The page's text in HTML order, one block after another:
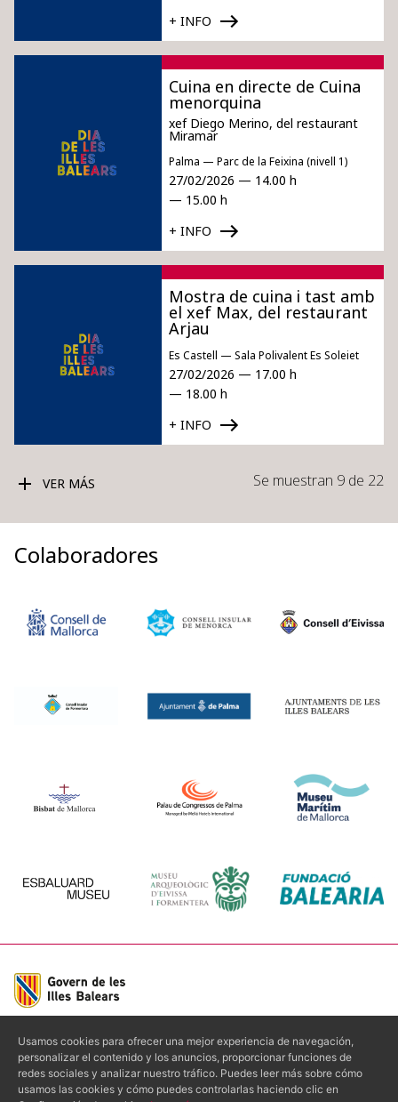
+ INFO
Cuina en directe de Cuina
menorquina
xef Diego Merino, del restaurant
Miramar
Palma — Parc de la Feixina (nivell 1)
27/02/2026 — 14.00 h
— 15.00 h
+ INFO
Mostra de cuina i tast amb
el xef Max, del restaurant
Arjau
Es Castell — Sala Polivalent Es Soleiet
27/02/2026 — 17.00 h
— 18.00 h
+ INFO
VER MÁS Se muestran 9 de 22
Colaboradores
CONTACTO
Usamos cookies para ofrecer una mejor experiencia de navegación,
personalizar el contenido y los anuncios, proporcionar funciones de
redes sociales y analizar nuestro tráfico. Puedes leer más sobre cómo
usamos las cookies y cómo puedes controlarlas haciendo clic en